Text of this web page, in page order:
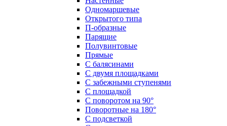
Одномаршевые
Открытого типа
П-образные
Парящие
Полувинтовые
Прямые
С балясинами
С двумя площадками
С забежными ступенями
С площадкой
С поворотом на 90°
Поворотные на 180°
С подсветкой